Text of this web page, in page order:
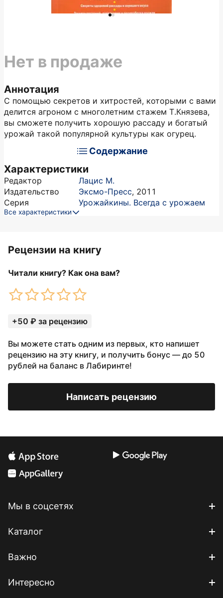
Аннотация
С помощью секретов и хитростей, которыми с вами
делится агроном с многолетним стажем Т.Князева,
вы сможете получить хорошую рассаду и богатый
урожай такой популярной культуры как огурец.
Содержание
Характеристики
Редактор
Лацис М.
Издательство
Эксмо-Пресс, 2011
Серия
Урожайкины. Всегда с урожаем
Все характеристики
Нет в продаже
Рецензии на книгу
Читали книгу? Как она вам?
+50 ₽ за рецензию
Вы можете стать одним из первых, кто напишет
рецензию на эту книгу, и получить бонус — до 50
рублей на баланс в Лабиринте!
Написать рецензию
Мы в соцсетях
Каталог
Важно
Интересно